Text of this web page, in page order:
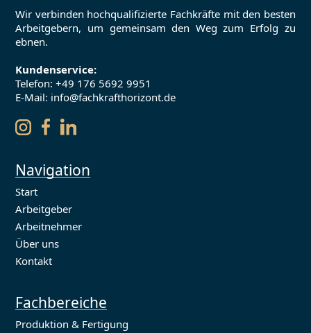
Wir verbinden hochqualifizierte Fachkräfte mit den besten
Arbeitgebern, um gemeinsam den Weg zum Erfolg zu
ebnen.
Kundenservice:
Telefon:+49 176 5692 9951
E-Mail: info@fachkrafthorizont.de
Navigation
Start
Arbeitgeber
Arbeitnehmer
Über uns
Kontakt
Fachbereiche
Produktion & Fertigung